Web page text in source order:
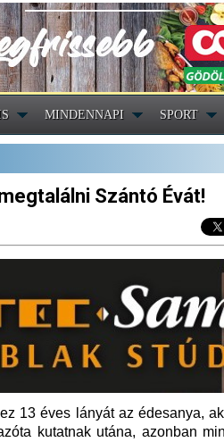
MINDENNAPI SPORT
Szántó Évát!
13 éves lányát az édesanya,
kutatnak utána, azonban